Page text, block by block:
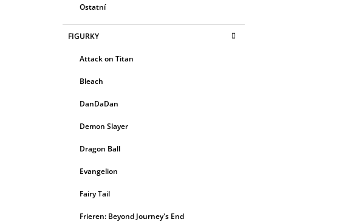
Ostatní
FIGURKY
Attack on Titan
Bleach
DanDaDan
Demon Slayer
Dragon Ball
Evangelion
Fairy Tail
Frieren: Beyond Journey's End